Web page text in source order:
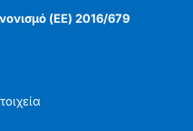
(ΕΕ) 2016/679